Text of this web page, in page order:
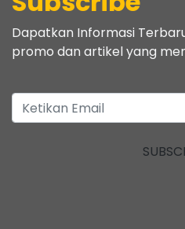
Dapatkan Informasi
promo dan artikel yang